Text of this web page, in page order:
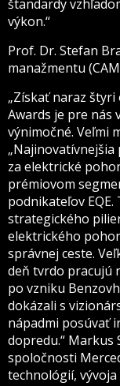
štandardy
výkon.“
Prof. Dr. Stefan
manažmentu
„Získať naraz
Awards je pre nás
výnimočné. Veľmi
„Najinovatívnejšia
za elektrické
prémiovom
podnikateľov
strategického
elektrického
správnej ceste.
deň tvrdo pracujú
po vzniku
dokázali s
nápadmi posúvať
dopredu.“ Markus
spoločnosti
technológií,